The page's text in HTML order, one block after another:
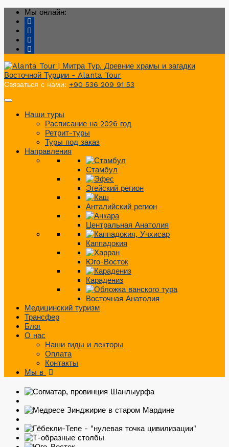
Мы онлайн:
Связаться с нами: +90 536 209 91 53
Наши туры
Расписание на 2026 год
Ретрит-туры
Туры под заказ
Направления
Стамбул
Эгейский регион
Анталийский регион
Центральная Анатолия
Каппадокия
Юго-Восток
Карадениз
Восточная Анатолия
Медицинский туризм
Трансфер
Блог
О нас
Наши гиды и лекторы
Оплата
Контакты
Мы в